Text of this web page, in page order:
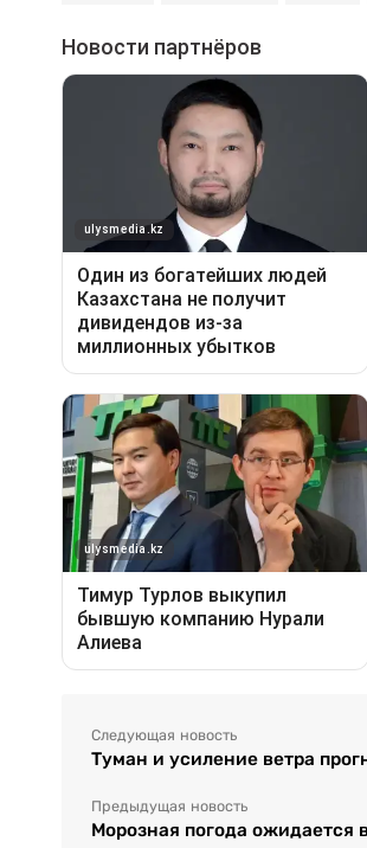
Следующая новость
Туман и усиление ветра
Предыдущая новость
Морозная погода ожидается